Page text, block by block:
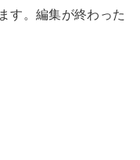
す。編集が終わった